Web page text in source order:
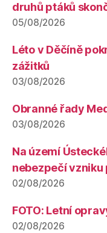
druhů ptáků
05/08/2026
Léto v Děčíně
zážitků
03/08/2026
Obranné řady
03/08/2026
Na území
nebezpečí vzniku
02/08/2026
FOTO: Letní
02/08/2026